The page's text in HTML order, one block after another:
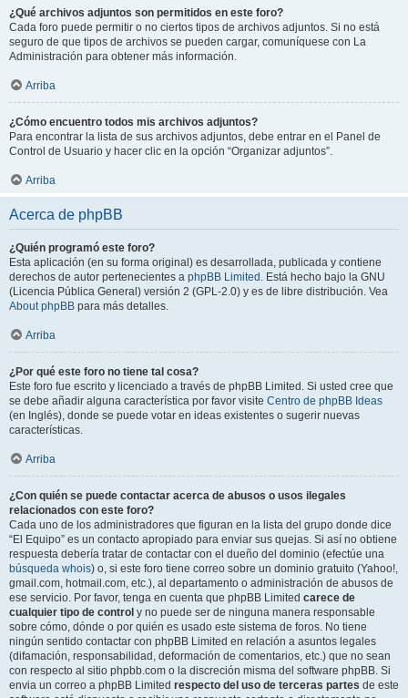
¿Qué archivos adjuntos son permitidos en este foro?
Cada foro puede permitir o no ciertos tipos de archivos adjuntos. Si no está
seguro de que tipos de archivos se pueden cargar, comuníquese con La
Administración para obtener más información.
Arriba
¿Cómo encuentro todos mis archivos adjuntos?
Para encontrar la lista de sus archivos adjuntos, debe entrar en el Panel de
Control de Usuario y hacer clic en la opción “Organizar adjuntos”.
Arriba
Acerca de phpBB
¿Quién programó este foro?
Esta aplicación (en su forma original) es desarrollada, publicada y contiene
derechos de autor pertenecientes a phpBB Limited . Está hecho bajo la GNU
(Licencia Pública General) versión 2 (GPL-2.0) y es de libre distribución. Vea
About phpBB para más detalles.
Arriba
¿Por qué este foro no tiene tal cosa?
Este foro fue escrito y licenciado a través de phpBB Limited. Si usted cree que
se debe añadir alguna característica por favor visite Centro de phpBB Ideas
(en Inglés), donde se puede votar en ideas existentes o sugerir nuevas
características.
Arriba
¿Con quién se puede contactar acerca de abusos o usos ilegales
relacionados con este foro?
Cada uno de los administradores que figuran en la lista del grupo donde dice
“El Equipo” es un contacto apropiado para enviar sus quejas. Si así no obtiene
respuesta debería tratar de contactar con el dueño del dominio (efectúe una
búsqueda whois) o, si este foro tiene correo sobre un dominio gratuito (Yahoo!,
gmail.com, hotmail.com, etc.), al departamento o administración de abusos de
ese servicio. Por favor, tenga en cuenta que phpBB Limited carece de
cualquier tipo de control y no puede ser de ninguna manera responsable
sobre cómo, dónde o por quién es usado este sistema de foros. No tiene
ningún sentido contactar con phpBB Limited en relación a asuntos legales
(difamación, responsabilidad, deformación de comentarios, etc.) que no sean
con respecto al sitio phpbb.com o la discreción misma del software phpBB. Si
envia un correo a phpBB Limited respecto del uso de terceras partes de este